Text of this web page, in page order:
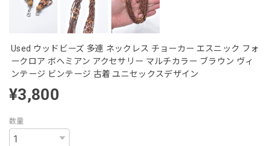
Used ウッドビーズ 多連 ネックレス チョーカー エスニック フォ
ークロア ボヘミアン アクセサリー マルチカラー ブラウン ヴィ
ンテージ ビンテージ 古着 ユニセックスデザイン
¥3,800
数量